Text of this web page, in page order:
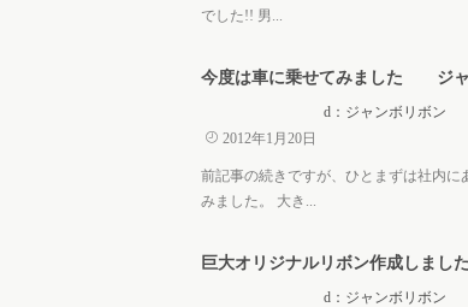
でした!! 男...
今度は車に乗せてみました ジャ
d：ジャンボリボン
2012年1月20日
前記事の続きですが、ひとまずは社内に
みました。 大き...
巨大オリジナルリボン作成しました
d：ジャンボリボン